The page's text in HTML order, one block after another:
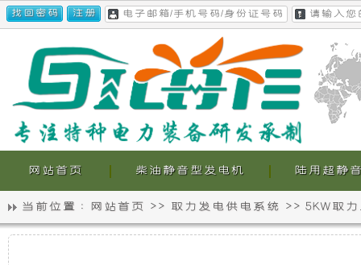
陆用超静
我
柴油静音型发电机
静
网站首页
当前位置 : 网站首页 >> 取力发电供电系统 >> 5KW取
F150-
5KW